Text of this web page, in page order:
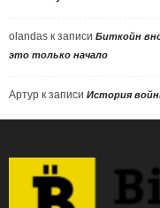
olandas к записи Биткойн
это только начало
Артур к записи История